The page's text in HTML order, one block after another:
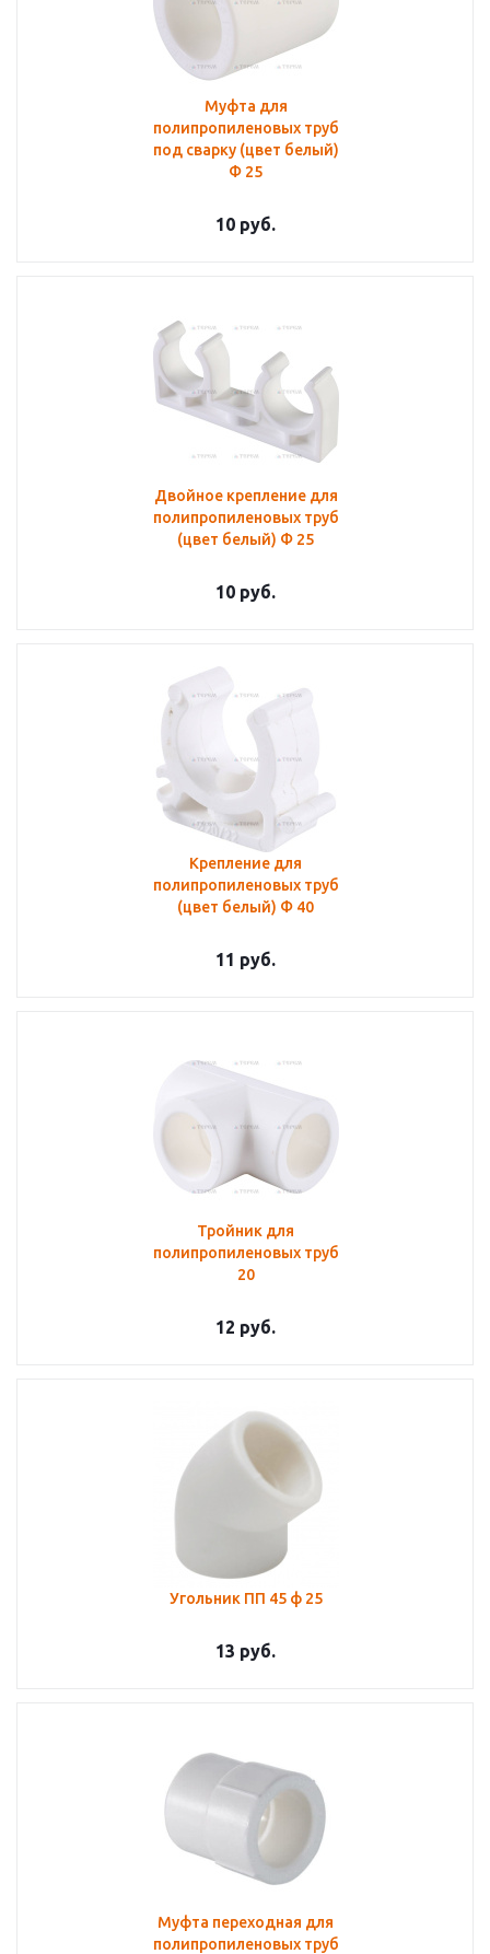
Муфта для
полипропиленовых труб
под сварку (цвет белый)
Ф 25
10 руб.
Двойное крепление для
полипропиленовых труб
(цвет белый) Ф 25
10 руб.
Крепление для
полипропиленовых труб
(цвет белый) Ф 40
11 руб.
Тройник для
полипропиленовых труб
20
12 руб.
Угольник ПП 45 ф 25
13 руб.
Муфта переходная для
полипропиленовых труб